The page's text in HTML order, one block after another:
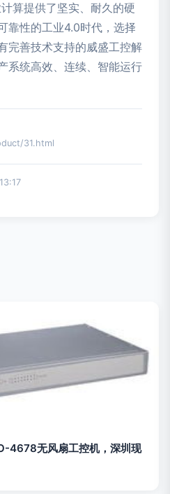
算提供了坚实、耐久的硬
靠性的工业4.0时代，选择
完善技术支持的威盛工控解
系统高效、连续、智能运行
31.html
4678无风扇工控机，深圳现